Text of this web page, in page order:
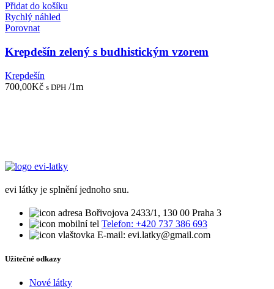
Přidat do košíku
Rychlý náhled
Porovnat
Krepdešín zelený s budhistickým vzorem
Krepdešín
700,00Kč s DPH /1m
evi látky je splnění jednoho snu.
Bořivojova 2433/1, 130 00 Praha 3
Telefon: +420 737 386 693
E-mail: evi.latky@gmail.com
Užitečné odkazy
Nové látky